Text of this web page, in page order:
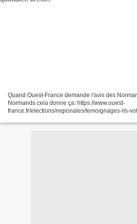
Quand Ouest-France demande l'avis des
Normands cela donne ça: https://www.ouest-
france.fr/elections/regionales/temoignages-ils-
8a08e843d49f...